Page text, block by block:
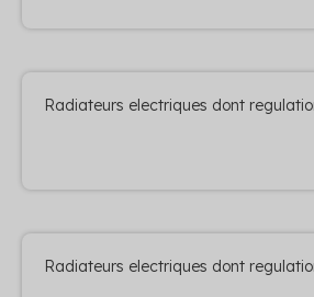
Radiateurs electriques dont
Radiateurs electriques dont